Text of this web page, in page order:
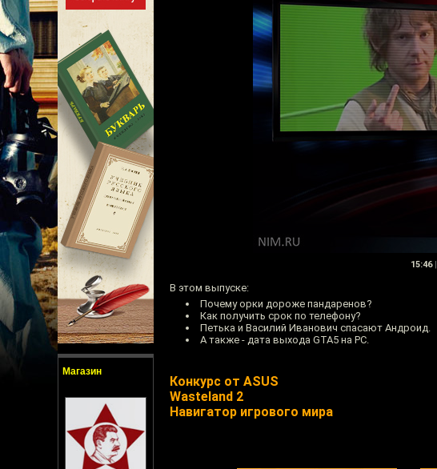
Магазин
15:46 |
В этом выпуске:
Почему орки дороже пандаренов?
Как получить срок по телефону?
Петька и Василий Иванович спасают Андроид.
А также - дата выхода GTA5 на РС.
Конкурс от ASUS
Wasteland 2
Навигатор игрового мира